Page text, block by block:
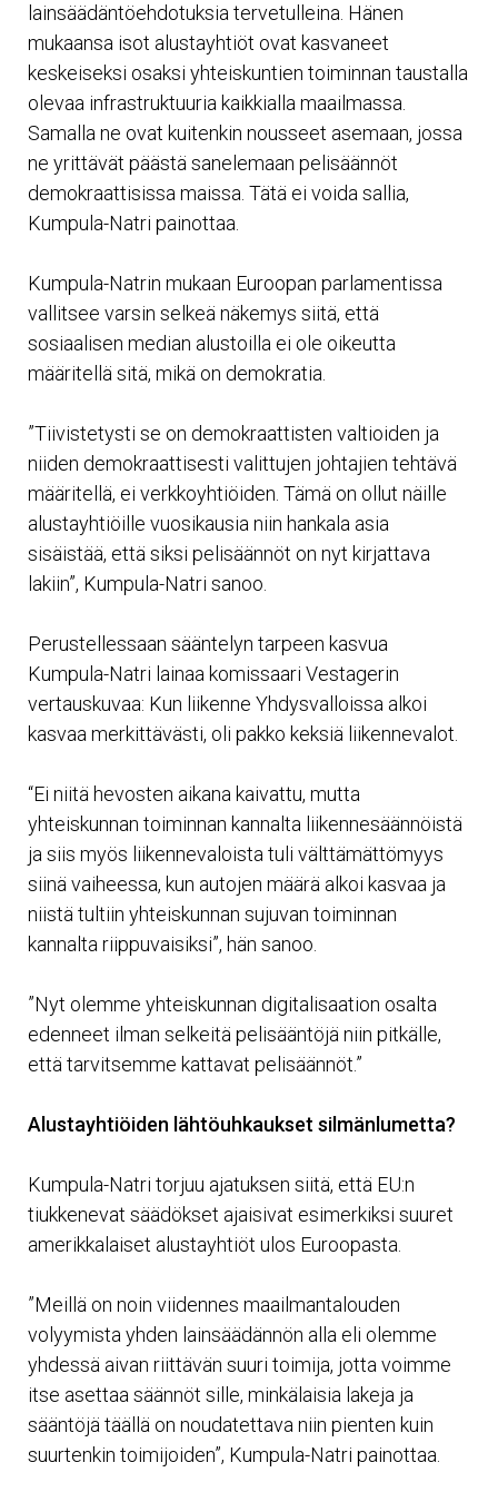
lainsäädäntöehdotuksia tervetulleina. Hänen
mukaansa isot alustayhtiöt ovat kasvaneet
keskeiseksi osaksi yhteiskuntien toiminnan taustalla
olevaa infrastruktuuria kaikkialla maailmassa.
Samalla ne ovat kuitenkin nousseet asemaan, jossa
ne yrittävät päästä sanelemaan pelisäännöt
demokraattisissa maissa. Tätä ei voida sallia,
Kumpula-Natri painottaa.
Kumpula-Natrin mukaan Euroopan parlamentissa
vallitsee varsin selkeä näkemys siitä, että
sosiaalisen median alustoilla ei ole oikeutta
määritellä sitä, mikä on demokratia.
”Tiivistetysti se on demokraattisten valtioiden ja
niiden demokraattisesti valittujen johtajien tehtävä
määritellä, ei verkkoyhtiöiden. Tämä on ollut näille
alustayhtiöille vuosikausia niin hankala asia
sisäistää, että siksi pelisäännöt on nyt kirjattava
lakiin”, Kumpula-Natri sanoo.
Perustellessaan sääntelyn tarpeen kasvua
Kumpula-Natri lainaa komissaari Vestagerin
vertauskuvaa: Kun liikenne Yhdysvalloissa alkoi
kasvaa merkittävästi, oli pakko keksiä liikennevalot.
“Ei niitä hevosten aikana kaivattu, mutta
yhteiskunnan toiminnan kannalta liikennesäännöistä
ja siis myös liikennevaloista tuli välttämättömyys
siinä vaiheessa, kun autojen määrä alkoi kasvaa ja
niistä tultiin yhteiskunnan sujuvan toiminnan
kannalta riippuvaisiksi”, hän sanoo.
”Nyt olemme yhteiskunnan digitalisaation osalta
edenneet ilman selkeitä pelisääntöjä niin pitkälle,
että tarvitsemme kattavat pelisäännöt.”
Alustayhtiöiden lähtöuhkaukset silmänlumetta?
Kumpula-Natri torjuu ajatuksen siitä, että EU:n
tiukkenevat säädökset ajaisivat esimerkiksi suuret
amerikkalaiset alustayhtiöt ulos Euroopasta.
”Meillä on noin viidennes maailmantalouden
volyymista yhden lainsäädännön alla eli olemme
yhdessä aivan riittävän suuri toimija, jotta voimme
itse asettaa säännöt sille, minkälaisia lakeja ja
sääntöjä täällä on noudatettava niin pienten kuin
suurtenkin toimijoiden”, Kumpula-Natri painottaa.